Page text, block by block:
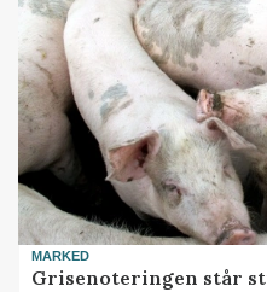
MARKED
Grisenoteringen står